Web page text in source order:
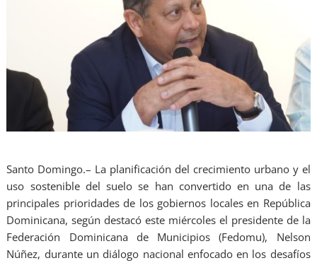
Santo Domingo.– La planificación del crecimiento urbano y el
uso sostenible del suelo se han convertido en una de las
principales prioridades de los gobiernos locales en República
Dominicana, según destacó este miércoles el presidente de la
Federación Dominicana de Municipios (Fedomu), Nelson
Núñez, durante un diálogo nacional enfocado en los desafíos